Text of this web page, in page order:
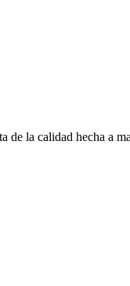
de la calidad hecha a